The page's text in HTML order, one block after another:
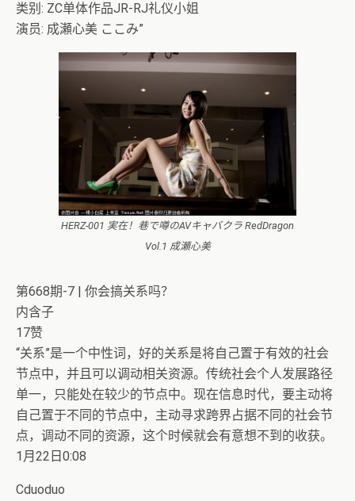
类别: ZC单体作品JR-RJ礼仪小姐
演员: 成瀬心美 ここみ”
HERZ-001 実在！巷で噂のAVキャバクラ RedDragon
Vol.1 成瀬心美
第668期-7 | 你会搞关系吗？
内含子
17赞
“关系”是一个中性词，好的关系是将自己置于有效的社会
节点中，并且可以调动相关资源。传统社会个人发展路径
单一，只能处在较少的节点中。现在信息时代，要主动将
自己置于不同的节点中，主动寻求跨界占据不同的社会节
点，调动不同的资源，这个时候就会有意想不到的收获。
1月22日0:08
Cduoduo